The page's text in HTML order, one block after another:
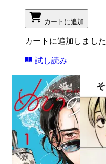
カートに追加
カートに追加しました
試し読み